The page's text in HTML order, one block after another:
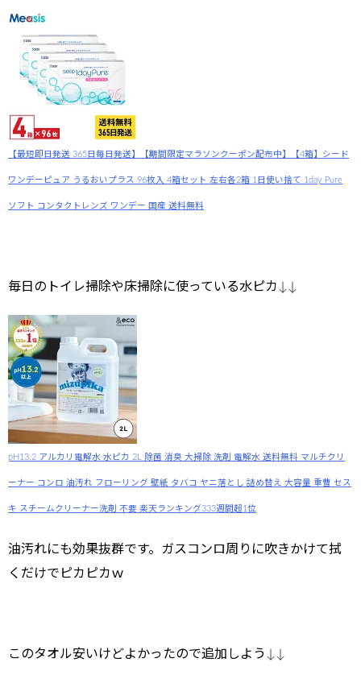
【最短即日発送 365日毎日発送】【期間限定マラソンクーポン配布中】【4箱】シード
ワンデーピュア うるおいプラス 96枚入 4箱セット 左右各2箱 1日使い捨て 1day Pure
ソフト コンタクトレンズ ワンデー 国産 送料無料
毎日のトイレ掃除や床掃除に使っている水ピカ↓↓
pH13.2 アルカリ電解水 水ピカ 2L 除菌 消臭 大掃除 洗剤 電解水 送料無料 マルチクリ
ーナー コンロ 油汚れ フローリング 壁紙 タバコ ヤニ落とし 詰め替え 大容量 重曹 セス
キ スチームクリーナー洗剤 不要 楽天ランキング333週間超1位
油汚れにも効果抜群です。ガスコンロ周りに吹きかけて拭
くだけでピカピカｗ
このタオル安いけどよかったので追加しよう↓↓